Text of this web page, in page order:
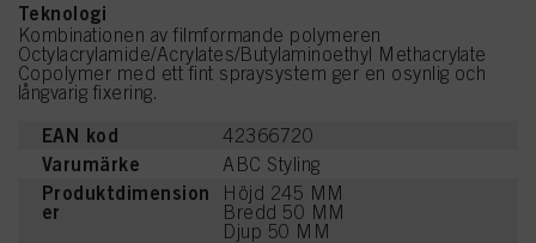
Teknologi
Kombinationen av filmformande polymeren
Octylacrylamide/Acrylates/Butylaminoethyl Methacrylate
Copolymer med ett fint spraysystem ger en osynlig och
långvarig fixering.
EAN kod 42366720
Varumärke ABC Styling
Produktdimension
er
Höjd 245 MM
Bredd 50 MM
Djup 50 MM